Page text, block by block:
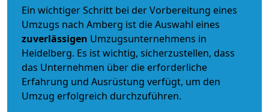
Ein wichtiger Schritt bei der Vorbereitung eines
Umzugs nach Amberg ist die Auswahl eines
zuverlässigen Umzugsunternehmens in
Heidelberg. Es ist wichtig, sicherzustellen, dass
das Unternehmen über die erforderliche
Erfahrung und Ausrüstung verfügt, um den
Umzug erfolgreich durchzuführen.